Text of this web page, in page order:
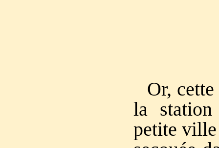
Or,
la
petite